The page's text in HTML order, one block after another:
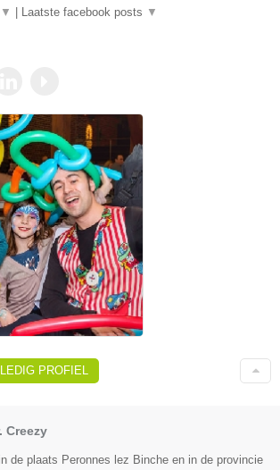
▼ Laatste facebook posts ▼
PROFIEL
Creezy
de plaats Peronnes lez Binche en in de provincie